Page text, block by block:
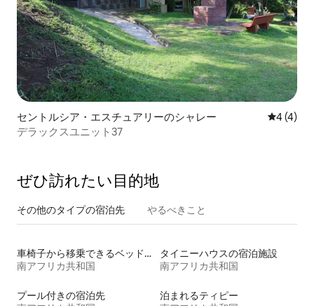
セントルシア・エスチュアリーのシャレー レビュー
4 (4)
デラックスユニット37
ぜひ訪⁠れ⁠た⁠い目⁠的⁠地
その他のタ⁠イ⁠プ⁠の宿⁠泊⁠先 やるべきこと
車椅子から移乗できるベッドがある宿泊施設
南アフリカ共和国
タイニーハウスの宿泊施設
南アフリカ共和国
プール付きの宿泊先
泊まれるティピー